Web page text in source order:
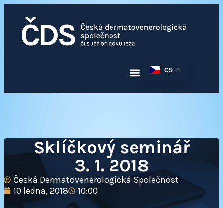
CS
Sklíčkový seminář
3. 1. 2018
Česká Dermatovenerologická Společnost
10 ledna, 2018
10:00